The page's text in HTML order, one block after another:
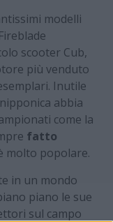
modelli
scooter Cub,
più venduto
Inutile
abbia
come la
fatto
molto popolare.
in un mondo
piano le sue
sul campo